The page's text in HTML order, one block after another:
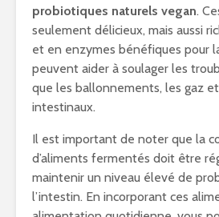
probiotiques naturels vegan.
seulement délicieux, mais aussi
et en enzymes bénéfiques pour
peuvent aider à soulager les
que les ballonnements, les gaz
intestinaux.
Il est important de noter que la
d’aliments fermentés doit être
maintenir un niveau élevé de
l’intestin. En incorporant ces